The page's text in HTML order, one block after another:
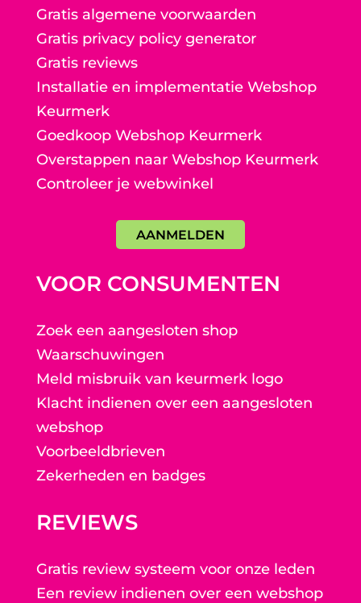
Gratis algemene voorwaarden
Gratis privacy policy generator
Gratis reviews
Installatie en implementatie Webshop
Keurmerk
Goedkoop Webshop Keurmerk
Overstappen naar Webshop Keurmerk
Controleer je webwinkel
AANMELDEN
VOOR CONSUMENTEN
Zoek een aangesloten shop
Waarschuwingen
Meld misbruik van keurmerk logo
Klacht indienen over een aangesloten
webshop
Voorbeeldbrieven
Zekerheden en badges
REVIEWS
Gratis review systeem voor onze leden
Een review indienen over een webshop